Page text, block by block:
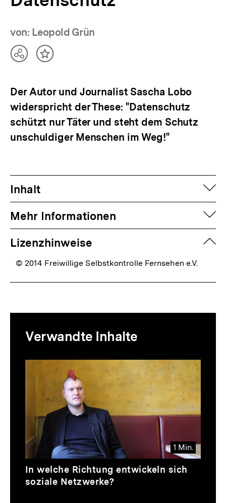
von: Leopold Grün
TeilenInhalt
Der Autor und Journalist Sascha Lobo
widerspricht der These: "Datenschutz
schützt nur Täter und steht dem Schutz
unschuldiger Menschen im Weg!"
Inhalt
Mehr Informationen
Lizenzhinweise
© 2014 Freiwillige Selbstkontrolle Fernsehen e.V.
zur
Thematik
Verwandte Inhalte
Inhaltskarussell
überspringen
1 Min.
Video
Dauer
1
Min.
In welche Richtung entwickeln sich
soziale Netzwerke?